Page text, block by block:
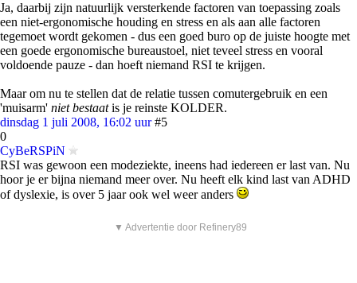
Ja, daarbij zijn natuurlijk versterkende factoren van toepassing zoals
een niet-ergonomische houding en stress en als aan alle factoren
tegemoet wordt gekomen - dus een goed buro op de juiste hoogte met
een goede ergonomische bureaustoel, niet teveel stress en vooral
voldoende pauze - dan hoeft niemand RSI te krijgen.
Maar om nu te stellen dat de relatie tussen comutergebruik en een
'muisarm' niet bestaatis je reinste KOLDER.
dinsdag 1 juli 2008, 16:02 uur #5
0
CyBeRSPiN
RSI was gewoon een modeziekte, ineens had iedereen er last van. Nu
hoor je er bijna niemand meer over. Nu heeft elk kind last van ADHD
of dyslexie, is over 5 jaar ook wel weer anders
▼ Advertentie door Refinery89